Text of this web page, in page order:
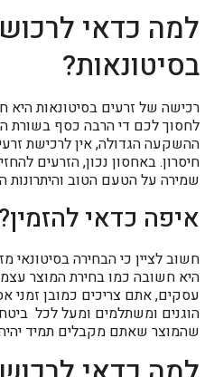
למה כדאי
בסיטונאות?
רכישה של זרעים בסיטונאותהיא
לחסוך לכם די הרבה כסף בשורת
ההשקעה הגדולה, אין לרכישת
חיסרון. באחסון נכון, הזרעים
שמירה על הטעם הטוב והיתרונות
איפה כדאי להזמין?
חשוב לציין כי הבחירה בסיטונאי
היא חשובה כמו בחירת המוצר
עסקים, אתם צריכים כמובן זמני
הוגנים ומשתלמים ומעל לכל
שהמוצר שאתם מקבלים תמיד יהיה